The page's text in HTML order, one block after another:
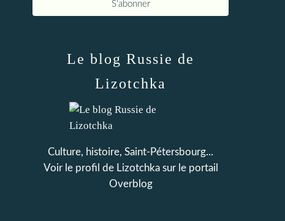
Le blog Russie de
Lizotchka
Culture, histoire, Saint-Pétersbourg...
Voir le profil de Lizotchkasur le portail
Overblog